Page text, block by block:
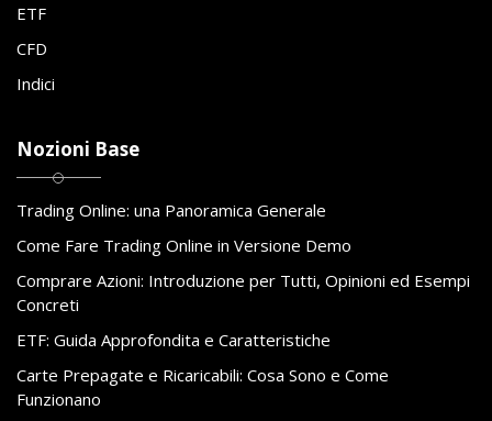
ETF
CFD
Indici
Nozioni Base
Trading Online: una Panoramica Generale
Come Fare Trading Online in Versione Demo
Comprare Azioni: Introduzione per Tutti, Opinioni ed Esempi
Concreti
ETF: Guida Approfondita e Caratteristiche
Carte Prepagate e Ricaricabili: Cosa Sono e Come
Funzionano